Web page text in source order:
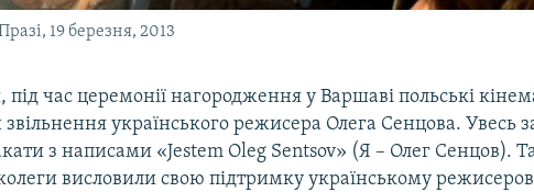
19 березня, 2013
під час церемонії нагородження у Варшаві польські
українського режисера Олега Сенцова. Увесь
з написами «Jestem Oleg Sentsov» (Я – Олег Сенцов).
висловили свою підтримку українському